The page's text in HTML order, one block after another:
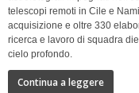
telescopi remoti in Cile e
acquisizione e oltre 330
ricerca e lavoro di squadra
cielo profondo.
Continua a leggere